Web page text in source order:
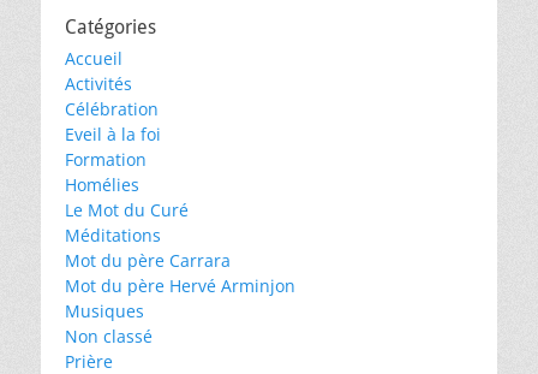
Catégories
Accueil
Activités
Célébration
Eveil à la foi
Formation
Homélies
Le Mot du Curé
Méditations
Mot du père Carrara
Mot du père Hervé Arminjon
Musiques
Non classé
Prière